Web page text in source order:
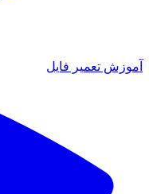
آموزش تعمیر فایل